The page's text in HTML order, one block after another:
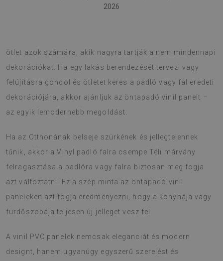
2026
ötlet azok számára, akik nagyra tartják a nem mindennapi
dekorációkat. Ha egy lakás berendezését tervezi vagy
felújításra gondol és ötletet keres a padló vagy fal eredeti
dekorációjára, akkor ajánljuk az öntapadó vinil panelt –
az egyik lemodernebb megoldást.
Ha az Otthonának belseje szürkének és jellegtelennek
tűnik, akkor a Vinyl padló falra csempe Téli márvány
felragasztása a padlóra vagy falra biztosan meg fogja
azt változtatni. Ez a szép minta az öntapadó vinil
paneleken azt fogja eredményezni, hogy a konyhája vagy
fürdőszobája teljesen új jelleget vesz fel.
A vinil PVC panelek nemcsak eleganciát és modern
designt, hanem ugyanúgy egyszerű szerelést és